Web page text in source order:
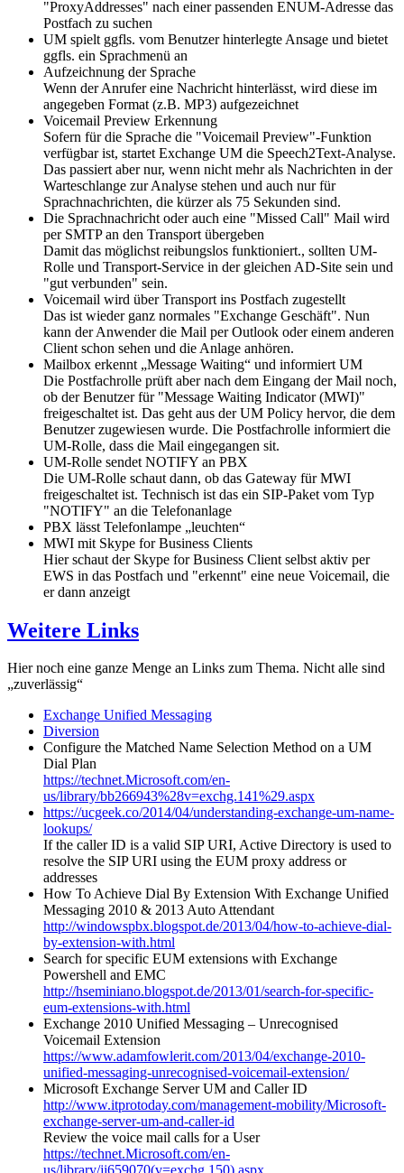
"ProxyAddresses" nach einer passenden ENUM-Adresse das
Postfach zu suchen
UM spielt ggfls. vom Benutzer hinterlegte Ansage und bietet
ggfls. ein Sprachmenü an
Aufzeichnung der Sprache
Wenn der Anrufer eine Nachricht hinterlässt, wird diese im
angegeben Format (z.B. MP3) aufgezeichnet
Voicemail Preview Erkennung
Sofern für die Sprache die "Voicemail Preview"-Funktion
verfügbar ist, startet Exchange UM die Speech2Text-Analyse.
Das passiert aber nur, wenn nicht mehr als Nachrichten in der
Warteschlange zur Analyse stehen und auch nur für
Sprachnachrichten, die kürzer als 75 Sekunden sind.
Die Sprachnachricht oder auch eine "Missed Call" Mail wird
per SMTP an den Transport übergeben
Damit das möglichst reibungslos funktioniert., sollten UM-
Rolle und Transport-Service in der gleichen AD-Site sein und
"gut verbunden" sein.
Voicemail wird über Transport ins Postfach zugestellt
Das ist wieder ganz normales "Exchange Geschäft". Nun
kann der Anwender die Mail per Outlook oder einem anderen
Client schon sehen und die Anlage anhören.
Mailbox erkennt „Message Waiting“ und informiert UM
Die Postfachrolle prüft aber nach dem Eingang der Mail noch,
ob der Benutzer für "Message Waiting Indicator (MWI)"
freigeschaltet ist. Das geht aus der UM Policy hervor, die dem
Benutzer zugewiesen wurde. Die Postfachrolle informiert die
UM-Rolle, dass die Mail eingegangen sit.
UM-Rolle sendet NOTIFY an PBX
Die UM-Rolle schaut dann, ob das Gateway für MWI
freigeschaltet ist. Technisch ist das ein SIP-Paket vom Typ
"NOTIFY" an die Telefonanlage
PBX lässt Telefonlampe „leuchten“
MWI mit Skype for Business Clients
Hier schaut der Skype for Business Client selbst aktiv per
EWS in das Postfach und "erkennt" eine neue Voicemail, die
er dann anzeigt
Weitere Links
Hier noch eine ganze Menge an Links zum Thema. Nicht alle sind
„zuverlässig“
Exchange Unified Messaging
Diversion
Configure the Matched Name Selection Method on a UM
Dial Plan
https://technet.Microsoft.com/en-
us/library/bb266943%28v=exchg.141%29.aspx
https://ucgeek.co/2014/04/understanding-exchange-um-name-
lookups/
If the caller ID is a valid SIP URI, Active Directory is used to
resolve the SIP URI using the EUM proxy address or
addresses
How To Achieve Dial By Extension With Exchange Unified
Messaging 2010 & 2013 Auto Attendant
http://windowspbx.blogspot.de/2013/04/how-to-achieve-dial-
by-extension-with.html
Search for specific EUM extensions with Exchange
Powershell and EMC
http://hseminiano.blogspot.de/2013/01/search-for-specific-
eum-extensions-with.html
Exchange 2010 Unified Messaging – Unrecognised
Voicemail Extension
https://www.adamfowlerit.com/2013/04/exchange-2010-
unified-messaging-unrecognised-voicemail-extension/
Microsoft Exchange Server UM and Caller ID
http://www.itprotoday.com/management-mobility/Microsoft-
exchange-server-um-and-caller-id
Review the voice mail calls for a User
https://technet.Microsoft.com/en-